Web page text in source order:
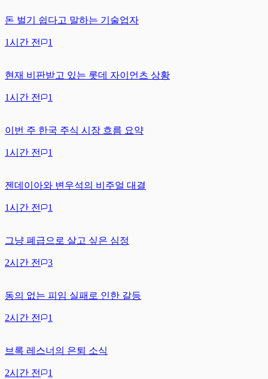
돈 벌기 쉽다고 말하는 기술업자
1시간 전 1
현재 비판받고 있는 롯데 자이언츠 상황
1시간 전 1
이번 주 한국 주식 시장 흐름 요약
1시간 전 1
젠데이아와 변우석의 비주얼 대결
1시간 전 1
그냥 폐급으로 살고 싶은 심정
2시간 전 3
동의 없는 피임 실패로 인한 갈등
2시간 전 1
브록 레스너의 은퇴 소식
2시간 전 1